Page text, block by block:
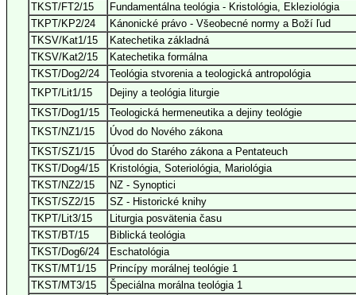
TKST/FT2/15
Fundamentálna teológia - Kristológia, Ekleziológia
TKPT/KP2/24
Kánonické právo - Všeobecné normy a Boží ľud
TKSV/Kat1/15
Katechetika základná
TKSV/Kat2/15
Katechetika formálna
TKST/Dog2/24
Teológia stvorenia a teologická antropológia
TKPT/Lit1/15
Dejiny a teológia liturgie
TKST/Dog1/15
Teologická hermeneutika a dejiny teológie
TKST/NZ1/15
Úvod do Nového zákona
TKST/SZ1/15
Úvod do Starého zákona a Pentateuch
TKST/Dog4/15
Kristológia, Soteriológia, Mariológia
TKST/NZ2/15
NZ - Synoptici
TKST/SZ2/15
SZ - Historické knihy
TKPT/Lit3/15
Liturgia posvätenia času
TKST/BT/15
Biblická teológia
TKST/Dog6/24
Eschatológia
TKST/MT1/15
Princípy morálnej teológie 1
TKST/MT3/15
Špeciálna morálna teológia 1